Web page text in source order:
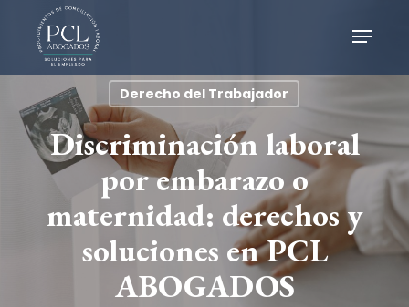
content
Menu
Derecho del Trabajador
Discriminación laboral
por embarazo o
maternidad: derechos y
soluciones en PCL
ABOGADOS